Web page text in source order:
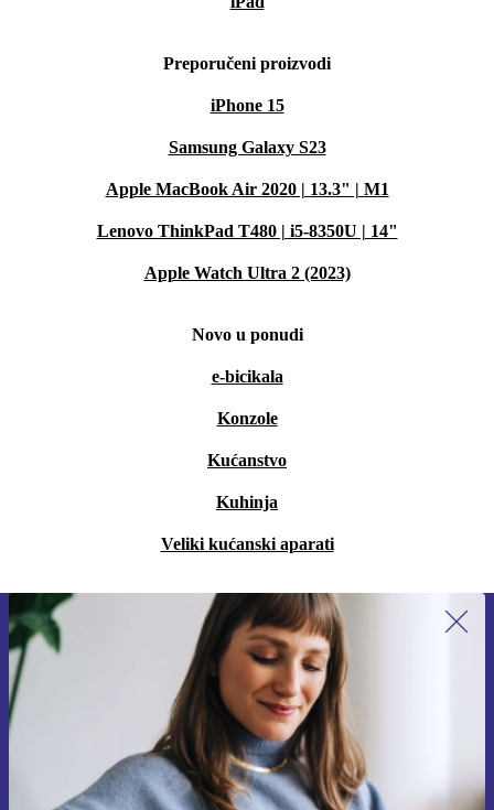
Preporučeni proizvodi
iPhone 15
Samsung Galaxy S23
Apple MacBook Air 2020 | 13.3" | M1
Lenovo ThinkPad T480 | i5-8350U | 14"
Apple Watch Ultra 2 (2023)
Novo u ponudi
e-bicikala
Konzole
Kućanstvo
Kuhinja
Veliki kućanski aparati
Prijavi se na newsletter!
Nikad više ne propusti ponudu.